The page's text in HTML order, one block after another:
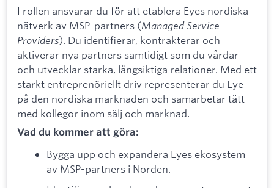
I rollen ansvarar du för att etablera Eyes nordiska
nätverk av MSP-partners (Managed Service
Providers). Du identifierar, kontrakterar och
aktiverar nya partners samtidigt som du vårdar
och utvecklar starka, långsiktiga relationer. Med ett
starkt entreprenöriellt driv representerar du Eye
på den nordiska marknaden och samarbetar tätt
med kollegor inom sälj och marknad.
Vad du kommer att göra:
Bygga upp och expandera Eyes ekosystem
av MSP-partners i Norden.